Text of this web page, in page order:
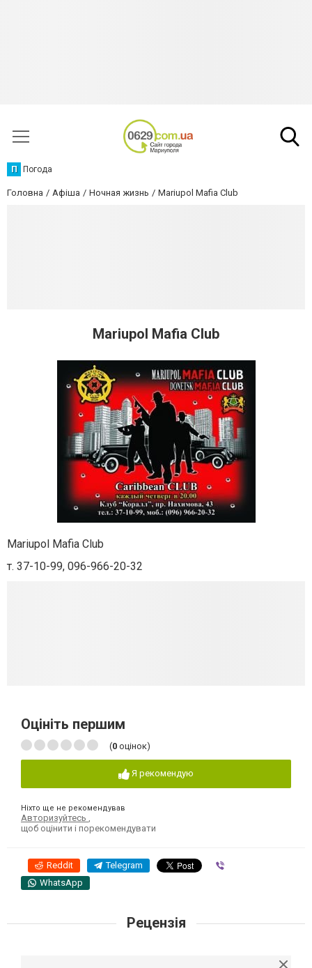
П Погода
Головна Афіша Ночная жизнь Mariupol Mafia Club
Mariupol Mafia Club
Mariupol Mafia Club
т. 37-10-99, 096-966-20-32
Оцініть першим
(0 оцінок)
Я рекомендую
Ніхто ще не рекомендував
Авторизуйтесь
щоб оцінити і порекомендувати
Reddit Telegram
WhatsApp
Рецензія